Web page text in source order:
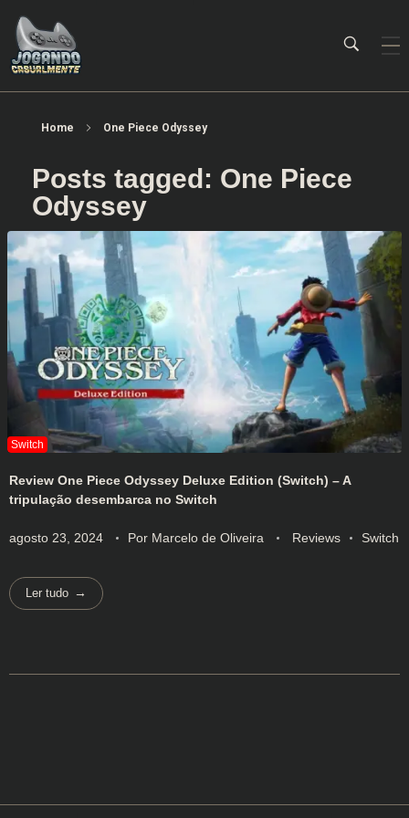
Home One Piece Odyssey
Posts tagged: One Piece
Odyssey
Review One Piece Odyssey Deluxe Edition (Switch) – A
tripulação desembarca no Switch
agosto 23, 2024 Por Marcelo de Oliveira Reviews Switch
Ler tudo